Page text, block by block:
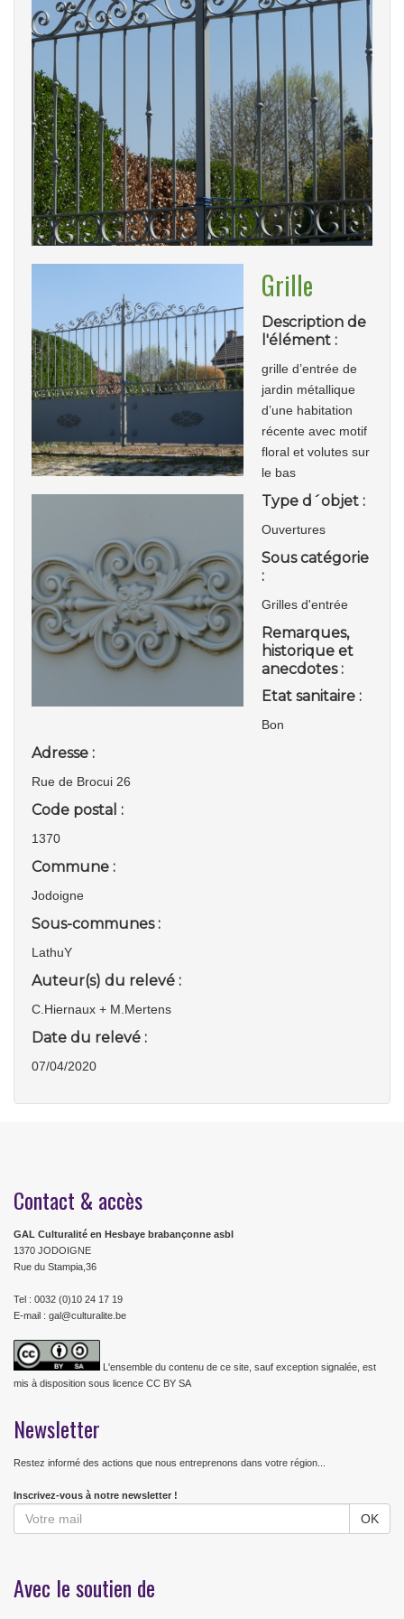
Grille
Description de
l'élément :
grille d’entrée de
jardin métallique
d’une habitation
récente avec motif
floral et volutes sur
le bas
Type d´objet :
Ouvertures
Sous catégorie
:
Grilles d'entrée
Remarques,
historique et
anecdotes :
Etat sanitaire :
Bon
Adresse :
Rue de Brocui 26
Code postal :
1370
Commune :
Jodoigne
Sous-communes :
LathuY
Auteur(s) du relevé :
C.Hiernaux + M.Mertens
Date du relevé :
07/04/2020
Contact & accès
GAL Culturalité en Hesbaye brabançonne asbl
1370 JODOIGNE
Rue du Stampia,36
Tel : 0032 (0)10 24 17 19
E-mail : gal@culturalite.be
L'ensemble du contenu de ce site, sauf exception signalée, est
mis à disposition sous licence CC BY SA
Newsletter
Restez informé des actions que nous entreprenons dans votre région...
Inscrivez-vous à notre newsletter !
Avec le soutien de